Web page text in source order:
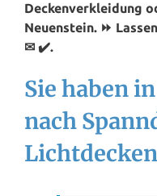
Deckenverkleidung
Neuenstein. ⏩
✉ ✔️.
Sie haben
nach